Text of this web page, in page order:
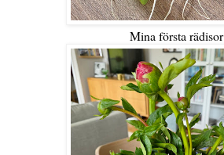
Mina första rädisor